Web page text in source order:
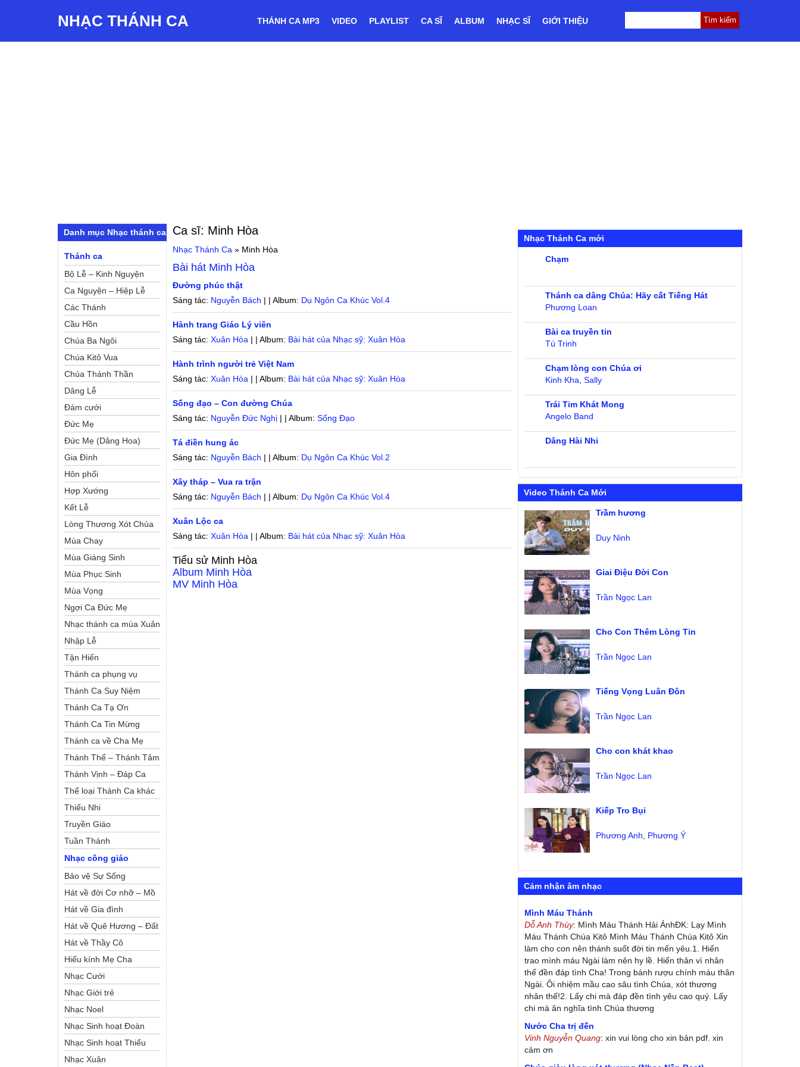
NHẠC THÁNH CA THÁNH CA MP3 VIDEO PLAYLIST CA SĨ ALBUM NHẠC SĨ GIỚI THIỆU
Ca sĩ: Minh Hòa
Nhạc Thánh Ca » Minh Hòa
Bài hát Minh Hòa
Đường phúc thật
Sáng tác: Nguyễn Bách | | Album: Dụ Ngôn Ca Khúc Vol.4
Hành trang Giáo Lý viên
Sáng tác:Xuân Hòa | | Album: Bài hát của Nhạc sỹ: Xuân Hòa
Hành trình người trẻ Việt Nam
Sáng tác:Xuân Hòa | | Album: Bài hát của Nhạc sỹ: Xuân Hòa
Sống đạo – Con đường Chúa
Sáng tác: Nguyễn Đức Nghị | | Album:Sống Đạo
Tá điền hung ác
Sáng tác: Nguyễn Bách | | Album: Dụ Ngôn Ca Khúc Vol.2
Xây tháp – Vua ra trận
Sáng tác: Nguyễn Bách | | Album: Dụ Ngôn Ca Khúc Vol.4
Xuân Lộc ca
Sáng tác:Xuân Hòa | | Album: Bài hát của Nhạc sỹ: Xuân Hòa
Tiểu sử Minh Hòa
Album Minh Hòa
MV Minh Hòa
Danh mục Nhạc thánh ca
Thánh ca
Bộ Lễ – Kinh Nguyện
Ca Nguyện – Hiệp Lễ
Các Thánh
Cầu Hồn
Chúa Ba Ngôi
Chúa Kitô Vua
Chúa Thánh Thần
Dâng Lễ
Đám cưới
Đức Mẹ
Đức Mẹ (Dâng Hoa)
Gia Đình
Hôn phối
Hợp Xướng
Kết Lễ
Lòng Thương Xót Chúa
Mùa Chay
Mùa Giáng Sinh
Mùa Phục Sinh
Mùa Vọng
Ngợi Ca Đức Mẹ
Nhạc thánh ca mùa Xuân
Nhập Lễ
Tận Hiến
Thánh ca phụng vụ
Thánh Ca Suy Niệm
Thánh Ca Tạ Ơn
Thánh Ca Tin Mừng
Thánh ca về Cha Mẹ
Thánh Thể – Thánh Tâm
Thánh Vịnh – Đáp Ca
Thể loại Thánh Ca khác
Thiếu Nhi
Truyền Giáo
Tuần Thánh
Nhạc công giáo
Bảo vệ Sự Sống
Hát về đời Cơ nhỡ – Mồ
côi
Hát về Gia đình
Hát về Quê Hương – Đất
Nước
Hát về Thầy Cô
Hiếu kính Mẹ Cha
Nhạc Cưới
Nhạc Giới trẻ
Nhạc Noel
Nhạc Sinh hoạt Đoàn
Thể Công Giáo
Nhạc Sinh hoạt Thiếu
Nhi
Nhạc Xuân
Nhạc Thánh Ca mới
Chạm
Thánh ca dâng Chúa: Hãy cất Tiếng Hát
Phương Loan
Bài ca truyền tin
Tú Trinh
Chạm lòng con Chúa ơi
Kinh Kha ,Sally
Trái Tim Khát Mong
Angelo Band
Dâng Hài Nhi
Video Thánh Ca Mới
Trầm hương
Duy Ninh
Giai Điệu Đời Con
Trần Ngọc Lan
Cho Con Thêm Lòng Tin
Trần Ngọc Lan
Tiếng Vọng Luân Đôn
Trần Ngọc Lan
Cho con khát khao
Trần Ngọc Lan
Kiếp Tro Bụi
Phương Anh Phương Ý
Cảm nhận âm nhạc
Mình Máu Thánh
Dỗ Anh Thùy: Mình Máu Thánh Hải ÁnhĐK: Lạy Mình
Máu Thánh Chúa Kitô Mình Máu Thánh Chúa Kitô Xin
làm cho con nên thánh suốt đời tin mến yêu.1. Hiến
trao mình máu Ngài làm nên hy lề. Hiến thân vì nhân
thế đền đáp tình Cha! Trong bánh rượu chính máu thân
Ngài. Ôi nhiệm mầu cao sâu tình Chúa, xót thương
nhân thế!2. Lấy chi mà đáp đền tình yêu cao quý. Lấy
chi mà ân nghĩa tình Chúa thương
Nước Cha trị đến
Vinh Nguyễn Quang: xin vui lòng cho xin bản pdf. xin
cảm ơn